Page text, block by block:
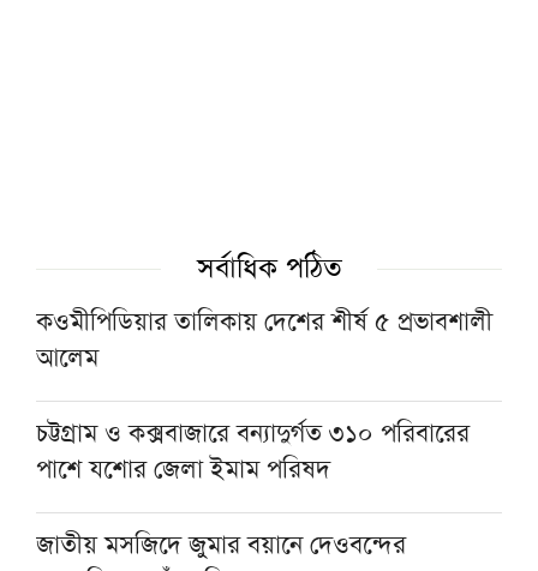
মাদরাসার ভূমিকা যথেষ্ট গুরুত্ব পায়নি: নাহিদ
সরকারের কাজে কোনো গাফিলতি হলে কঠোর
ব্যবস্থা নিচ্ছেন প্রধানমন্ত্রী : রিজভী
‘পাকিস্তান-সৌদি-তুরস্কের প্রতিরক্ষা চুক্তি মুসলিম
উম্মাহর ঐক্যের পথে গুরুত্বপূর্ণ অগ্রগতি’
সর্বাধিক পঠিত
কওমীপিডিয়ার তালিকায় দেশের শীর্ষ ৫ প্রভাবশালী
আলেম
চট্টগ্রাম ও কক্সবাজারে বন্যাদুর্গত ৩১০ পরিবারের
পাশে যশোর জেলা ইমাম পরিষদ
জাতীয় মসজিদে জুমার বয়ানে দেওবন্দের